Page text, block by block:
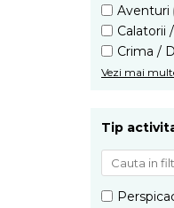
Aventuri
Calatorii
Crima /
Vezi mai
Tip